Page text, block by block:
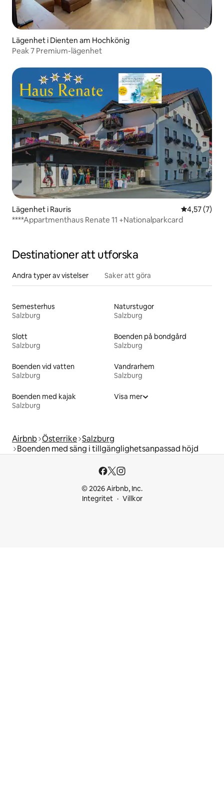
Lägenhet i Dienten am Hochkönig
Peak 7 Premium-lägenhet
Lägenhet i Rauris 4,57 av 5 i
4,57 (7)
****Appartmenthaus Renate 11 +Nationalparkcard
Destinationer att utforska
Andra typer av vistelser Saker att göra
Semesterhus
Salzburg
Naturstugor
Salzburg
Slott
Salzburg
Boenden på bondgård
Salzburg
Boenden vid vatten
Salzburg
Vandrarhem
Salzburg
Boenden med kajak
Salzburg
Visa mer
Airbnb Österrike Salzburg
Boenden med säng i tillgänglighetsanpassad höjd
© 2026 Airbnb, Inc.
Integritet
Villkor